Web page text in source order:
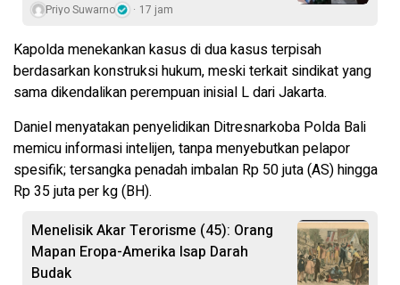
Priyo Suwarno 17 jam
Kapolda menekankan kasus di dua kasus terpisah
berdasarkan konstruksi hukum, meski terkait sindikat yang
sama dikendalikan perempuan inisial L dari Jakarta.
Daniel menyatakan penyelidikan Ditresnarkoba Polda Bali
memicu informasi intelijen, tanpa menyebutkan pelapor
spesifik; tersangka penadah imbalan Rp 50 juta (AS) hingga
Rp 35 juta per kg (BH).
Menelisik Akar Terorisme (45): Orang
Mapan Eropa-Amerika Isap Darah
Budak